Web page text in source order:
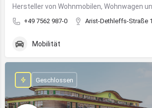
+49 7562 987-0 Arist-Dethleffs-Straße
Mobilität
Geschlossen